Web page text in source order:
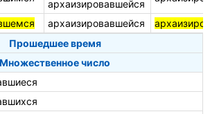
архаизировавшейся
архаизировавшейся
Прошедшее время
Множественное число